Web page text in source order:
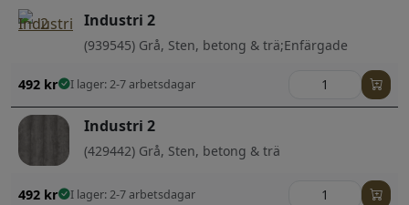
Industri 2
(939545) Grå, Sten, betong & trä;Enfärgade
492 kr I lager: 2-7 arbetsdagar
Industri 2
(429442) Grå, Sten, betong & trä
492 kr I lager: 2-7 arbetsdagar